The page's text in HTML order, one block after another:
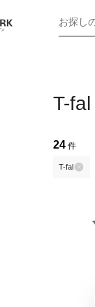
お探し
T-
24 件
T-fal